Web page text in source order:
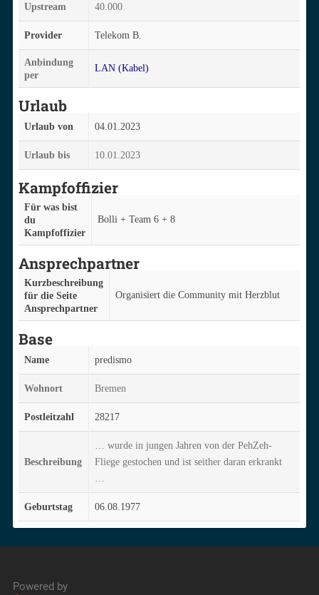
Upstream 40.000
Provider Telekom B.
Anbindung
per
LAN (Kabel)
Urlaub
Urlaub von 04.01.2023
Urlaub bis 10.01.2023
Kampfoffizier
Für was bist
du
Kampfoffizier
Bolli + Team 6 + 8
Ansprechpartner
Kurzbeschreibung
für die Seite
Ansprechpartner
Organisiert die Community mit Herzblut
Base
Name predismo
Wohnort Bremen
Postleitzahl 28217
Beschreibung
… wurde in jungen Jahren von der PehZeh-
Fliege gestochen und ist seither daran erkrankt
…
Geburtstag 06.08.1977
Powered by